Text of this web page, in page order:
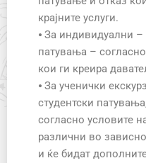
крајните услуги.
⦁ За индивидуални
патувања –
кои ги креира
⦁ За ученички
студентски
согласно условите
различни во
и ќе бидат